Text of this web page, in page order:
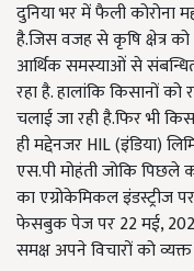
दुनिया भर में फैली कोरोना
है.जिस वजह से कृषि क्षेत्र
आर्थिक समस्याओं से
रहा है.हालांकि किसानों
चलाई जा रही है.फिर भी
ही मद्देनजरHIL (इंडिया)
एस.पी मोहंती जोकि पिछले
का एग्रोकेमिकल इंडस्ट्रीज
फेसबुक पेज पर22मई,
समक्ष अपने विचारों को